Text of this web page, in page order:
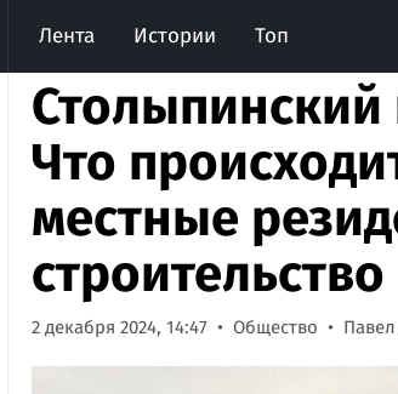
Лента Истории Топ
Что
местные
строительство
2 декабря 2024, 14:47 Общество